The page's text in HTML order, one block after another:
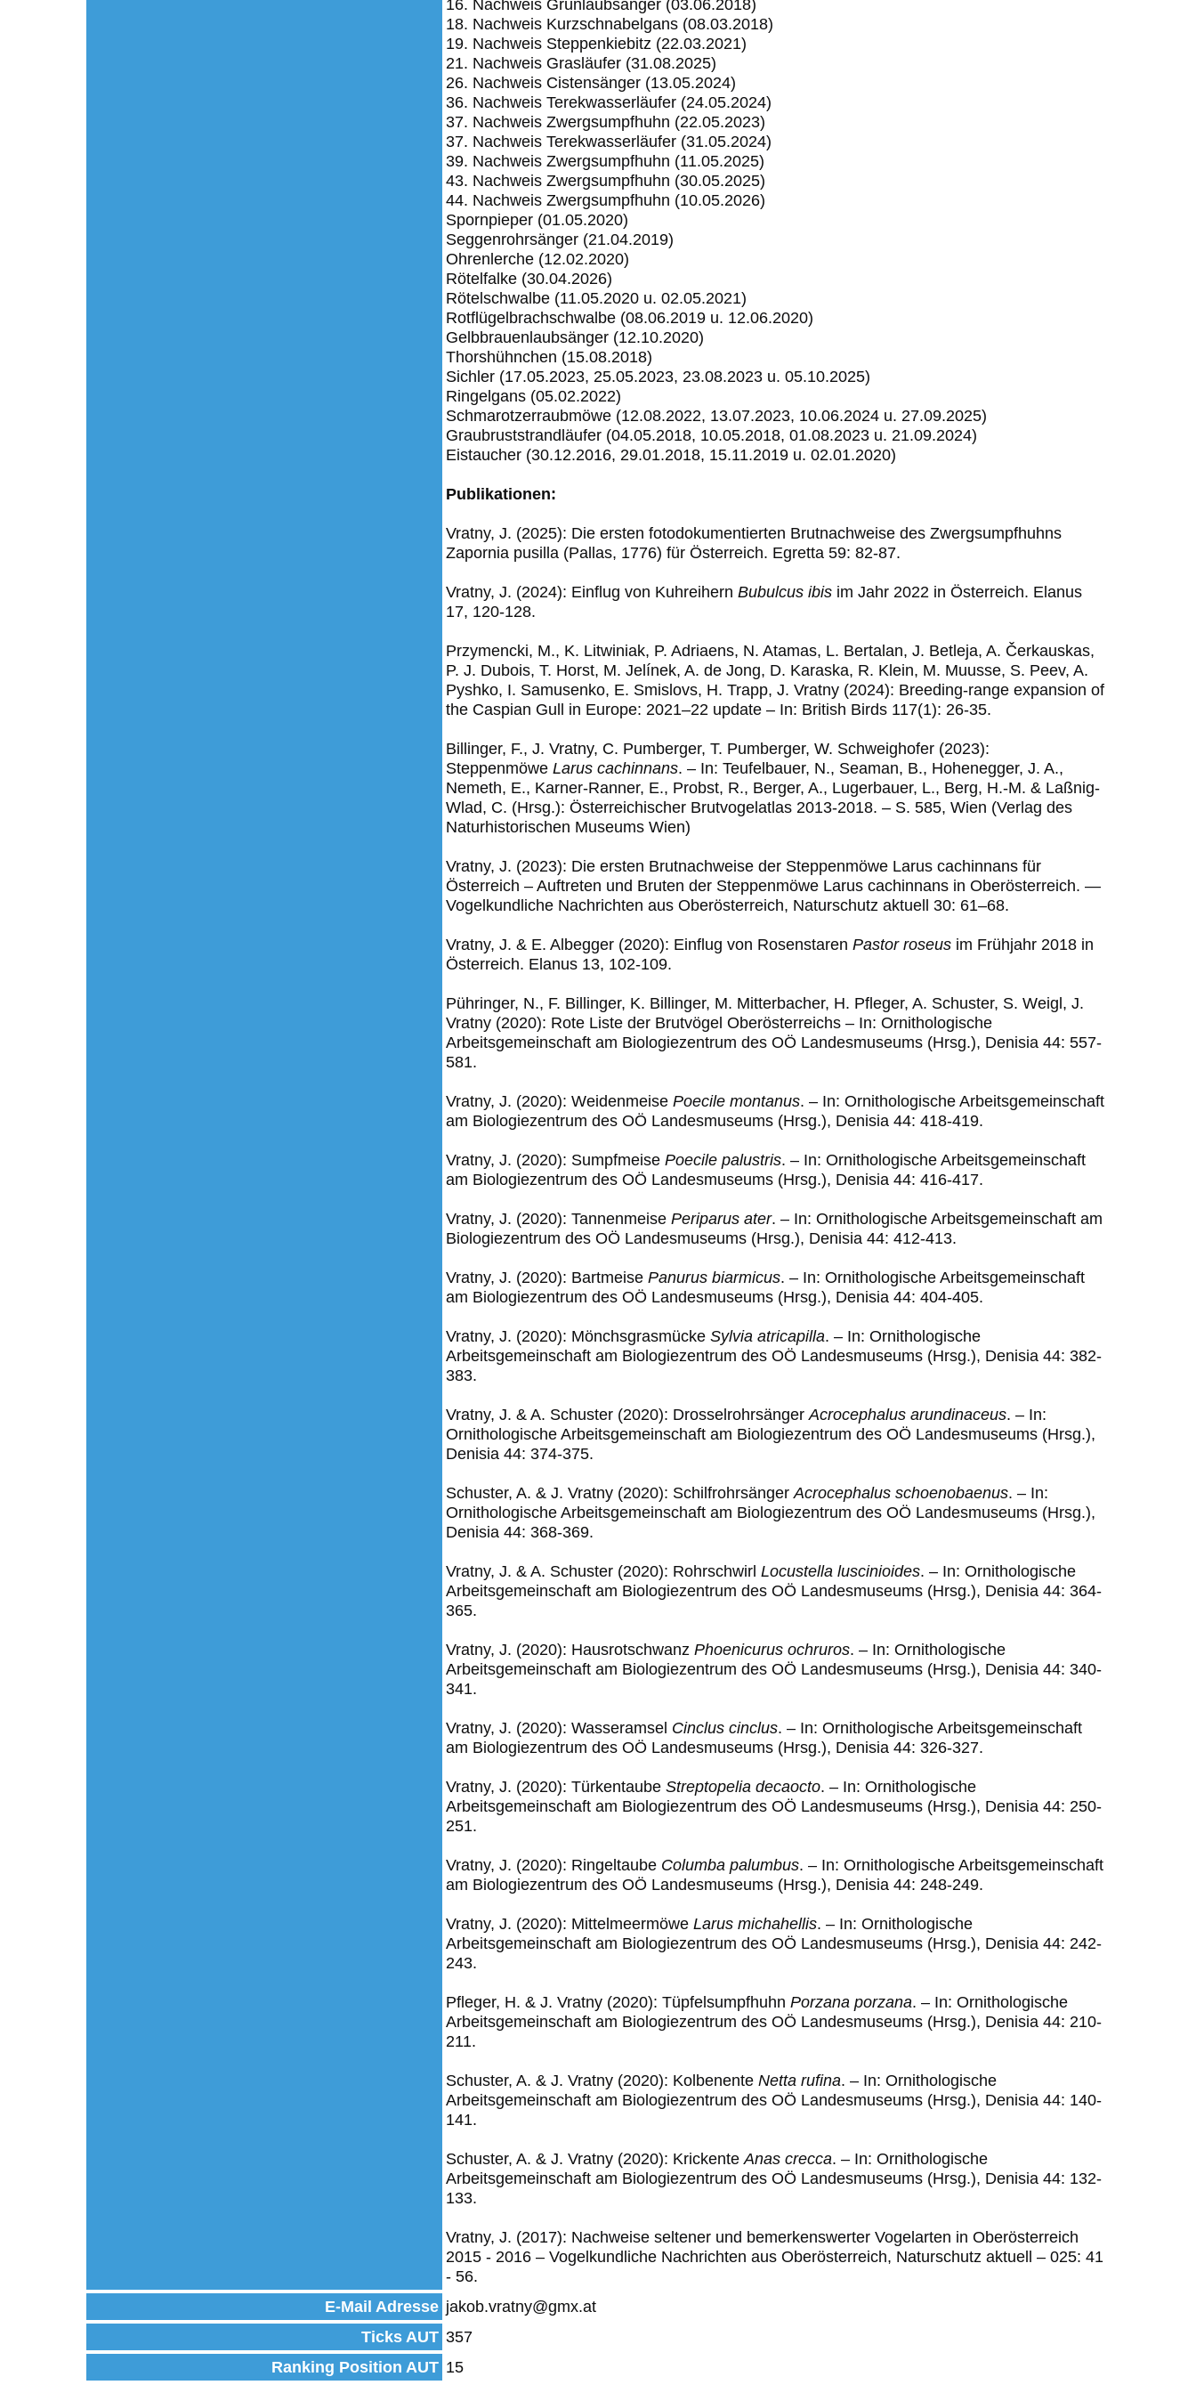
16. Nachweis Grünlaubsänger (03.06.2018)
18. Nachweis Kurzschnabelgans (08.03.2018)
19. Nachweis Steppenkiebitz (22.03.2021)
21. Nachweis Grasläufer (31.08.2025)
26. Nachweis Cistensänger (13.05.2024)
36. Nachweis Terekwasserläufer (24.05.2024)
37. Nachweis Zwergsumpfhuhn (22.05.2023)
37. Nachweis Terekwasserläufer (31.05.2024)
39. Nachweis Zwergsumpfhuhn (11.05.2025)
43. Nachweis Zwergsumpfhuhn (30.05.2025)
44. Nachweis Zwergsumpfhuhn (10.05.2026)
Spornpieper (01.05.2020)
Seggenrohrsänger (21.04.2019)
Ohrenlerche (12.02.2020)
Rötelfalke (30.04.2026)
Rötelschwalbe (11.05.2020 u. 02.05.2021)
Rotflügelbrachschwalbe (08.06.2019 u. 12.06.2020)
Gelbbrauenlaubsänger (12.10.2020)
Thorshühnchen (15.08.2018)
Sichler (17.05.2023, 25.05.2023, 23.08.2023 u. 05.10.2025)
Ringelgans (05.02.2022)
Schmarotzerraubmöwe (12.08.2022, 13.07.2023, 10.06.2024 u. 27.09.2025)
Graubruststrandläufer (04.05.2018, 10.05.2018, 01.08.2023 u. 21.09.2024)
Eistaucher (30.12.2016, 29.01.2018, 15.11.2019 u. 02.01.2020)
Publikationen:
Vratny, J. (2025): Die ersten fotodokumentierten Brutnachweise des Zwergsumpfhuhns
Zapornia pusilla (Pallas, 1776) für Österreich. Egretta 59: 82-87.
Vratny, J. (2024): Einflug von Kuhreihern Bubulcus ibis im Jahr 2022 in Österreich. Elanus
17, 120-128.
Przymencki, M., K. Litwiniak, P. Adriaens, N. Atamas, L. Bertalan, J. Betleja, A. Čerkauskas,
P. J. Dubois, T. Horst, M. Jelínek, A. de Jong, D. Karaska, R. Klein, M. Muusse, S. Peev, A.
Pyshko, I. Samusenko, E. Smislovs, H. Trapp, J. Vratny (2024): Breeding-range expansion of
the Caspian Gull in Europe: 2021–22 update – In: British Birds 117(1): 26-35.
Billinger, F., J. Vratny, C. Pumberger, T. Pumberger, W. Schweighofer (2023):
Steppenmöwe Larus cachinnans. – In: Teufelbauer, N., Seaman, B., Hohenegger, J. A.,
Nemeth, E., Karner-Ranner, E., Probst, R., Berger, A., Lugerbauer, L., Berg, H.-M. & Laßnig-
Wlad, C. (Hrsg.): Österreichischer Brutvogelatlas 2013-2018. – S. 585, Wien (Verlag des
Naturhistorischen Museums Wien)
Vratny, J. (2023): Die ersten Brutnachweise der Steppenmöwe Larus cachinnans für
Österreich – Auftreten und Bruten der Steppenmöwe Larus cachinnans in Oberösterreich. —
Vogelkundliche Nachrichten aus Oberösterreich, Naturschutz aktuell 30: 61–68.
Vratny, J. & E. Albegger (2020): Einflug von Rosenstaren Pastor roseus im Frühjahr 2018 in
Österreich. Elanus 13, 102-109.
Pühringer, N., F. Billinger, K. Billinger, M. Mitterbacher, H. Pfleger, A. Schuster, S. Weigl, J.
Vratny (2020): Rote Liste der Brutvögel Oberösterreichs – In: Ornithologische
Arbeitsgemeinschaft am Biologiezentrum des OÖ Landesmuseums (Hrsg.), Denisia 44: 557-
581.
Vratny, J. (2020): Weidenmeise Poecile montanus. – In: Ornithologische Arbeitsgemeinschaft
am Biologiezentrum des OÖ Landesmuseums (Hrsg.), Denisia 44: 418-419.
Vratny, J. (2020): Sumpfmeise Poecile palustris. – In: Ornithologische Arbeitsgemeinschaft
am Biologiezentrum des OÖ Landesmuseums (Hrsg.), Denisia 44: 416-417.
Vratny, J. (2020): Tannenmeise Periparus ater. – In: Ornithologische Arbeitsgemeinschaft am
Biologiezentrum des OÖ Landesmuseums (Hrsg.), Denisia 44: 412-413.
Vratny, J. (2020): Bartmeise Panurus biarmicus. – In: Ornithologische Arbeitsgemeinschaft
am Biologiezentrum des OÖ Landesmuseums (Hrsg.), Denisia 44: 404-405.
Vratny, J. (2020): Mönchsgrasmücke Sylvia atricapilla. – In: Ornithologische
Arbeitsgemeinschaft am Biologiezentrum des OÖ Landesmuseums (Hrsg.), Denisia 44: 382-
383.
Vratny, J. & A. Schuster (2020): Drosselrohrsänger Acrocephalus arundinaceus. – In:
Ornithologische Arbeitsgemeinschaft am Biologiezentrum des OÖ Landesmuseums (Hrsg.),
Denisia 44: 374-375.
Schuster, A. & J. Vratny (2020): Schilfrohrsänger Acrocephalus schoenobaenus. – In:
Ornithologische Arbeitsgemeinschaft am Biologiezentrum des OÖ Landesmuseums (Hrsg.),
Denisia 44: 368-369.
Vratny, J. & A. Schuster (2020): Rohrschwirl Locustella luscinioides. – In: Ornithologische
Arbeitsgemeinschaft am Biologiezentrum des OÖ Landesmuseums (Hrsg.), Denisia 44: 364-
365.
Vratny, J. (2020): Hausrotschwanz Phoenicurus ochruros. – In: Ornithologische
Arbeitsgemeinschaft am Biologiezentrum des OÖ Landesmuseums (Hrsg.), Denisia 44: 340-
341.
Vratny, J. (2020): Wasseramsel Cinclus cinclus. – In: Ornithologische Arbeitsgemeinschaft
am Biologiezentrum des OÖ Landesmuseums (Hrsg.), Denisia 44: 326-327.
Vratny, J. (2020): Türkentaube Streptopelia decaocto. – In: Ornithologische
Arbeitsgemeinschaft am Biologiezentrum des OÖ Landesmuseums (Hrsg.), Denisia 44: 250-
251.
Vratny, J. (2020): Ringeltaube Columba palumbus. – In: Ornithologische Arbeitsgemeinschaft
am Biologiezentrum des OÖ Landesmuseums (Hrsg.), Denisia 44: 248-249.
Vratny, J. (2020): Mittelmeermöwe Larus michahellis. – In: Ornithologische
Arbeitsgemeinschaft am Biologiezentrum des OÖ Landesmuseums (Hrsg.), Denisia 44: 242-
243.
Pfleger, H. & J. Vratny (2020): Tüpfelsumpfhuhn Porzana porzana. – In: Ornithologische
Arbeitsgemeinschaft am Biologiezentrum des OÖ Landesmuseums (Hrsg.), Denisia 44: 210-
211.
Schuster, A. & J. Vratny (2020): Kolbenente Netta rufina. – In: Ornithologische
Arbeitsgemeinschaft am Biologiezentrum des OÖ Landesmuseums (Hrsg.), Denisia 44: 140-
141.
Schuster, A. & J. Vratny (2020): Krickente Anas crecca. – In: Ornithologische
Arbeitsgemeinschaft am Biologiezentrum des OÖ Landesmuseums (Hrsg.), Denisia 44: 132-
133.
Vratny, J. (2017): Nachweise seltener und bemerkenswerter Vogelarten in Oberösterreich
2015 - 2016 – Vogelkundliche Nachrichten aus Oberösterreich, Naturschutz aktuell – 025: 41
- 56.
E-Mail Adresse jakob.vratny@gmx.at
Ticks AUT 357
Ranking Position AUT 15